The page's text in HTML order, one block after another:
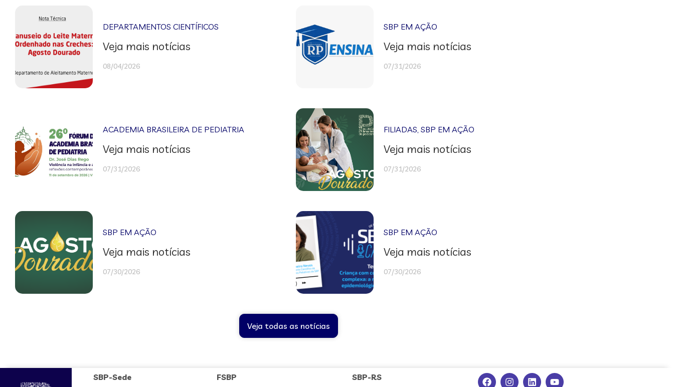
DEPARTAMENTOS CIENTÍFICOS
Veja mais notícias
08/04/2026
SBP EM AÇÃO
Veja mais notícias
07/31/2026
ACADEMIA BRASILEIRA DE PEDIATRIA
Veja mais notícias
07/31/2026
FILIADAS,SBP EM AÇÃO
Veja mais notícias
07/31/2026
SBP EM AÇÃO
Veja mais notícias
07/30/2026
SBP EM AÇÃO
Veja mais notícias
07/30/2026
Veja todas as notícias
SBP-Sede FSBP SBP-RS